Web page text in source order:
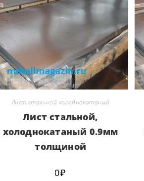
Лист стальной холоднокатаный
Лист стальной,
холоднокатаный 0.9мм
толщиной
0₽